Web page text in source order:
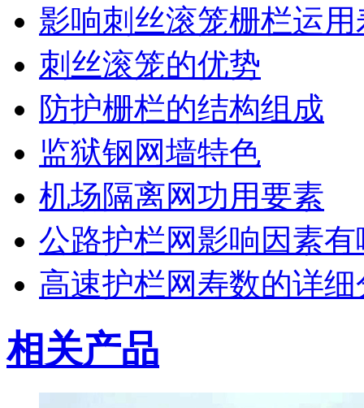
影响刺丝滚笼栅栏运
刺丝滚笼的优势
防护栅栏的结构组成
监狱钢网墙特色
机场隔离网功用要素
公路护栏网影响因素
高速护栏网寿数的详细
相关产品